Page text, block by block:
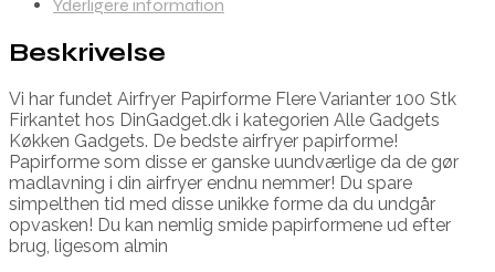
Yderligere information
Beskrivelse
Vi har fundet Airfryer Papirforme Flere Varianter 100 Stk
Firkantet hos DinGadget.dk i kategorien Alle Gadgets
Køkken Gadgets. De bedste airfryer papirforme!
Papirforme som disse er ganske uundværlige da de gør
madlavning i din airfryer endnu nemmer! Du spare
simpelthen tid med disse unikke forme da du undgår
opvasken! Du kan nemlig smide papirformene ud efter
brug, ligesom almin